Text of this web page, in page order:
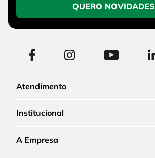
QUERO NOVIDADES
Atendimento
Institucional
A Empresa